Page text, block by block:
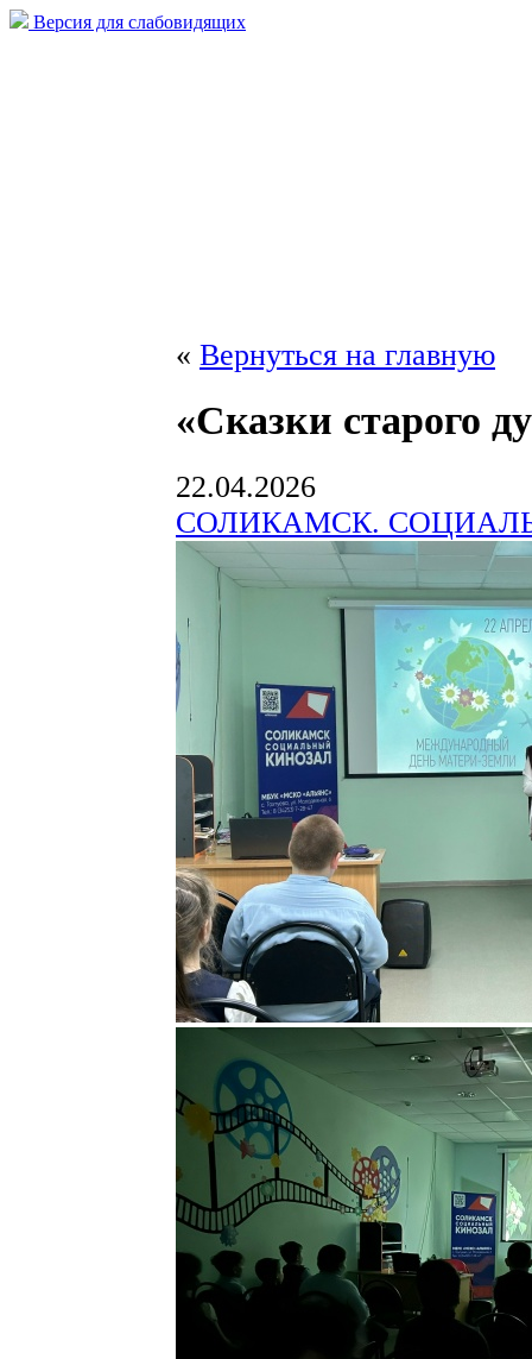
Версия для слабовидящих
« Вернуться на главную
«Сказки старого
22.04.2026
СОЛИКАМСК.